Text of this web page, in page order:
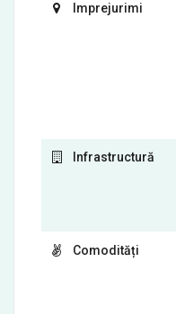
Imprejurimi
Infrastructură
Comodități